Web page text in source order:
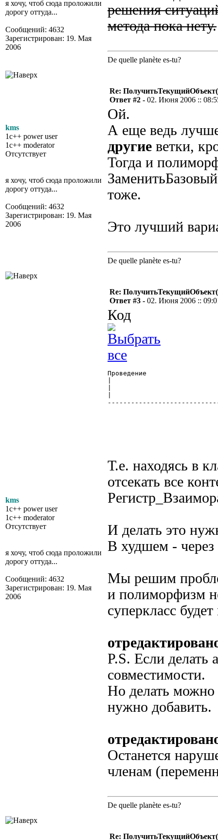
я хочу, чтоб сюда проложили
дорогу оттуда...
Сообщений: 4632
Зарегистрирован: 19. Мая
2006
решения
метода пока нету.
De quelle planète es-tu?
kms
1c++ power user
1c++ moderator
Отсутствует
я хочу, чтоб сюда проложили
дорогу оттуда...
Сообщений: 4632
Зарегистрирован: 19. Мая
2006
Re:
Ответ #2 - 02. Июня 2006 ::
Ой.
А еще ведь
другие ветки,
Тогда и
тоже.
Это лучший
De quelle planète es-tu?
kms
1c++ power user
1c++ moderator
Отсутствует
я хочу, чтоб сюда проложили
дорогу оттуда...
Сообщений: 4632
Зарегистрирован: 19. Мая
2006
Re:
Ответ #3 - 02. Июня 2006 ::
Код
Проведение			  Регистры				   Регистры
Т.е. находясь в
отсекать все
И делать это
В худшем - через
Мы решим
и полиморфизм
суперкласс
P.S. Если делать
совместимости.
Но делать можно
нужно добавить.
Останется
членам
De quelle planète es-tu?
Re: